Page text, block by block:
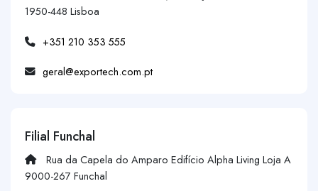
1950-448 Lisboa
+351 210 353 555
geral@exportech.com.pt
Filial Funchal
Rua da Capela do Amparo Edifício Alpha Living Loja A
9000-267 Funchal